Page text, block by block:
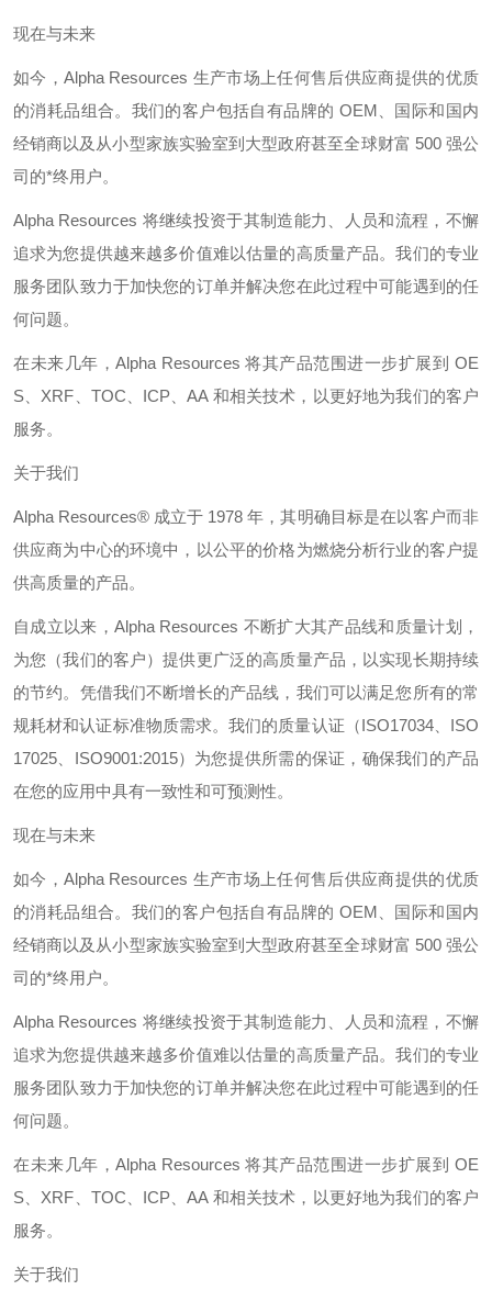
现在与未来
如今， Alpha Resources 生产市场上任何售后供应商提供的优质
的消耗品组合。我们的客户包括自有品牌的 OEM 、国际和国内
经销商以及从小型家族实验室到大型政府甚至全球财富 500 强公
司的*终用户。
Alpha Resources 将继续投资于其制造能力、人员和流程，不懈
追求为您提供越来越多价值难以估量的高质量产品。我们的专业
服务团队致力于加快您的订单并解决您在此过程中可能遇到的任
何问题。
在未来几年，Alpha Resources将其产品范围进一步扩展到OE
S
XRF TOC ICP 、AA 和相关技术，以更好地为我们的客户
服务。
关于我们
Alpha Resources® 成立于 1978年，其明确目标是在以客户而非
供应商为中心的环境中，以公平的价格为燃烧分析行业的客户提
供高质量的产品。
自成立以来， Alpha Resources 不断扩大其产品线和质量计划，
为您（我们的客户）提供更广泛的高质量产品，以实现长期持续
的节约。凭借我们不断增长的产品线，我们可以满足您所有的常
规耗材和认证标准物质需求。我们的质量认证（ISO17034、 ISO
17025
ISO9001:2015）为您提供所需的保证，确保我们的产品
在您的应用中具有一致性和可预测性。
现在与未来
如今， Alpha Resources 生产市场上任何售后供应商提供的优质
的消耗品组合。我们的客户包括自有品牌的 OEM 、国际和国内
经销商以及从小型家族实验室到大型政府甚至全球财富 500 强公
司的*终用户。
Alpha Resources 将继续投资于其制造能力、人员和流程，不懈
追求为您提供越来越多价值难以估量的高质量产品。我们的专业
服务团队致力于加快您的订单并解决您在此过程中可能遇到的任
何问题。
在未来几年，Alpha Resources将其产品范围进一步扩展到OE
S
XRF TOC ICP 、AA 和相关技术，以更好地为我们的客户
服务。
关于我们